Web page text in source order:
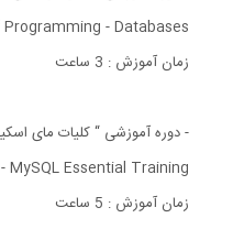
- Databases
زمان آموزش : 3 ساعت
- دوره آموزشی “ کلیات مای
MySQL Essential Training
زمان آموزش : 5 ساعت